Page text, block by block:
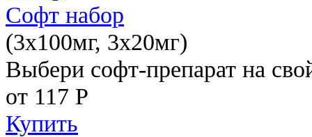
Софт набор
(3x100мг, 3x20мг)
Выбери софт-препарат на
от 117 Р
Купить